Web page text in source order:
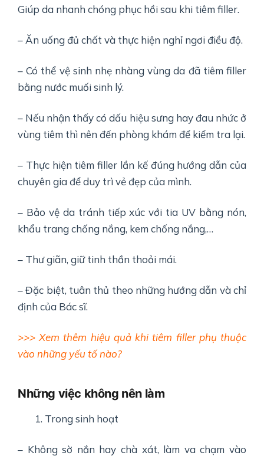
Giúp da nhanh chóng phục hồi sau khi tiêm filler.
– Ăn uống đủ chất và thực hiện nghỉ ngơi điều độ.
– Có thể vệ sinh nhẹ nhàng vùng da đã tiêm filler
bằng nước muối sinh lý.
– Nếu nhận thấy có dấu hiệu sưng hay đau nhức ở
vùng tiêm thì nên đến phòng khám để kiểm tra lại.
– Thực hiện tiêm filler lần kế đúng hướng dẫn của
chuyên gia để duy trì vẻ đẹp của mình.
– Bảo vệ da tránh tiếp xúc với tia UV bằng nón,
khẩu trang chống nắng, kem chống nắng,…
– Thư giãn, giữ tinh thần thoải mái.
– Đặc biệt, tuân thủ theo những hướng dẫn và chỉ
định của Bác sĩ.
>>> Xem thêm hiệu quả khi tiêm filler phụ thuộc
vào những yếu tố nào?
Những việc không nên làm
Trong sinh hoạt
– Không sờ nắn hay chà xát, làm va chạm vào